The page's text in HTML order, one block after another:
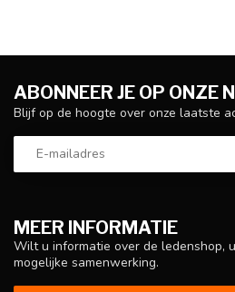
MEER INFORMATIE
Wilt u informatie over de ledenshop,
mogelijke samenwerking.
ABONNEER JE OP ONZE
Blijf op de hoogte over onze laatste